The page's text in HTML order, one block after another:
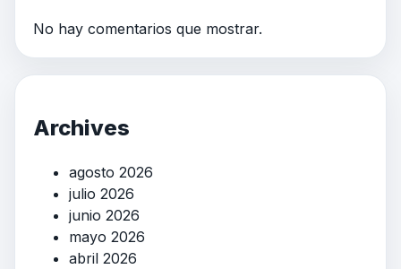
No hay comentarios que mostrar.
Archives
agosto 2026
julio 2026
junio 2026
mayo 2026
abril 2026